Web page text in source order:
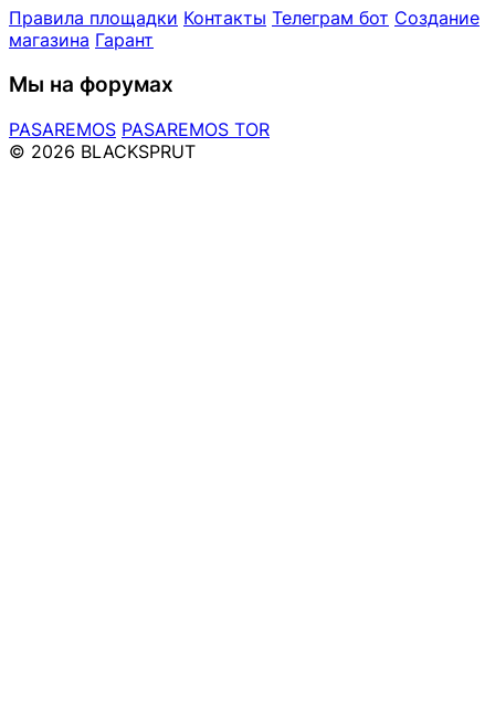
Правила площадки Контакты Телеграм бот Создание
магазина Гарант
Мы на форумах
PASAREMOS PASAREMOS TOR
© 2026 BLACKSPRUT